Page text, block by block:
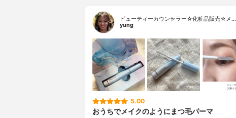
ビューティーカウンセラー☆化粧品販売☆メ…
yung
5.00
おうちでメイクのようにまつ毛パーマ